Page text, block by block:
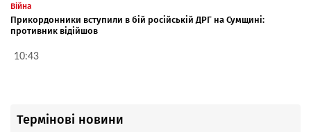
Війна
Прикордонники вступили в бій російській ДРГ на Сумщині:
противник відійшов
10:43
Термінові новини